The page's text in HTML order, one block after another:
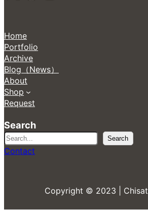
Home
Portfolio
Archive
Blog（News）
About
Shop
Request
Search
検
索
Search
Contact
Copyright © 2023 |